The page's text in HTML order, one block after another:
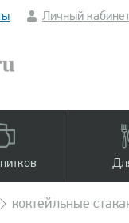
Личный кабинет
коктейльные